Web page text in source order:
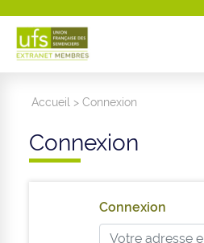
Accueil >Connexion
Connexion
Connexion